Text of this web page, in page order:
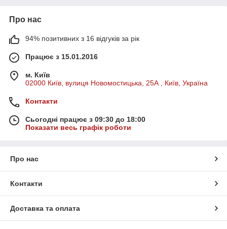
Про нас
94% позитивних з 16 відгуків за рік
Працює з 15.01.2016
м. Київ
02000 Київ, вулиця Новомостицька, 25А , Київ, Україна
Контакти
Сьогодні працює з 09:30 до 18:00
Показати весь графік роботи
Про нас
Контакти
Доставка та оплата